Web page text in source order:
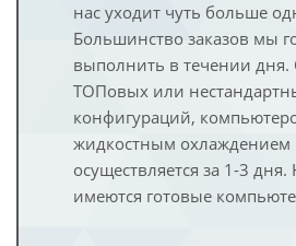
нас уходит чуть больше
Большинство заказов мы
выполнить в течении дня.
ТОПовых или
конфигураций,
жидкостным охлаждением
осуществляется за 1-3 дня.
имеются готовые